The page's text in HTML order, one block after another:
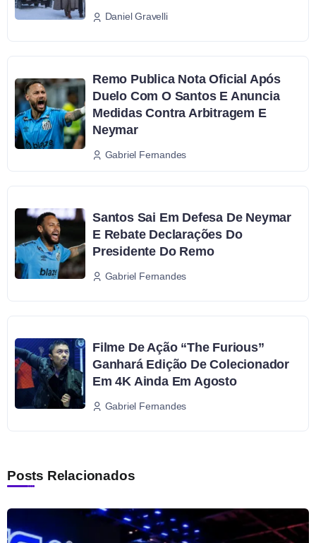
Daniel Gravelli
Remo Publica Nota Oficial Após
Duelo Com O Santos E Anuncia
Medidas Contra Arbitragem E
Neymar
Gabriel Fernandes
Santos Sai Em Defesa De Neymar
E Rebate Declarações Do
Presidente Do Remo
Gabriel Fernandes
Filme De Ação “The Furious”
Ganhará Edição De Colecionador
Em 4K Ainda Em Agosto
Gabriel Fernandes
Posts Relacionados